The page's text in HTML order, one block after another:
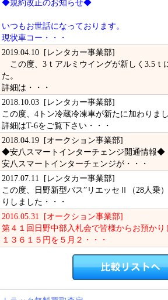
◆規約改正のお知らせ◆
いつもお世話になっております。
現状車コー・・・
2019.04.10 [レンタカー事業部]
この度、3ｔアルミウイングが新しく3.5ｔ
た。
詳細は・・・
2018.10.03 [レンタカー事業部]
この度、4トン冷蔵冷凍車が新たに加わりまし
詳細はT-6をご覧下さい・・・
2018.04.19 [オークション事業部]
◆安八スマートインターチェンジ開通情報◆
安八スマートインターチェンジが・・・
2017.07.11 [レンタカー事業部]
この度、日野新型バス”リエッセⅡ（28人乗
りしました・・・
2016.05.31 [オークション事業部]
第４１回日野中部入札会で皆様からお預かり
１３６１５円を５月２・・・